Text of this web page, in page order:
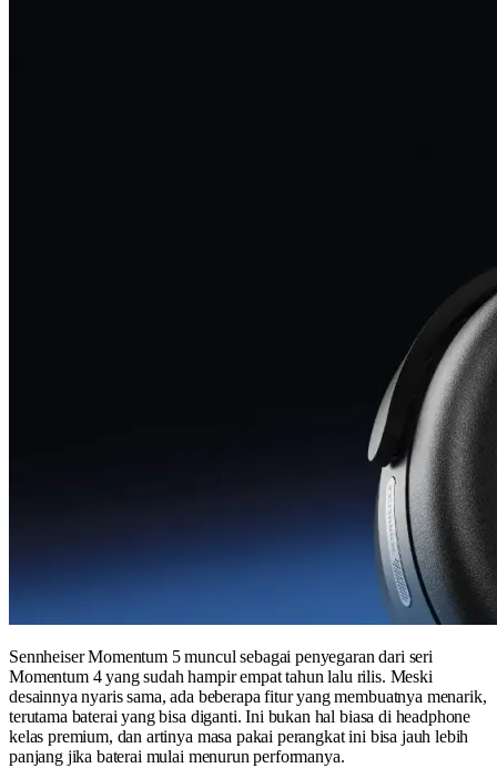
Sennheiser Momentum 5 muncul sebagai penyegaran dari seri
Momentum 4 yang sudah hampir empat tahun lalu rilis. Meski
desainnya nyaris sama, ada beberapa fitur yang membuatnya menarik,
terutama baterai yang bisa diganti. Ini bukan hal biasa di headphone
kelas premium, dan artinya masa pakai perangkat ini bisa jauh lebih
panjang jika baterai mulai menurun performanya.